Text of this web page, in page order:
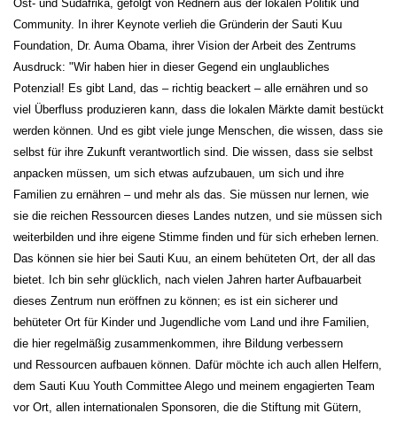
Ost- und Südafrika, gefolgt von Rednern aus der lokalen Politik und
Community. In ihrer Keynote verlieh die Gründerin der Sauti Kuu
Foundation, Dr. Auma Obama, ihrer Vision der Arbeit des Zentrums
Ausdruck: "Wir haben hier in dieser Gegend ein unglaubliches
Potenzial! Es gibt Land, das – richtig beackert – alle ernähren und so
viel Überfluss produzieren kann, dass die lokalen Märkte damit bestückt
werden können. Und es gibt viele junge Menschen, die wissen, dass sie
selbst für ihre Zukunft verantwortlich sind. Die wissen, dass sie selbst
anpacken müssen, um sich etwas aufzubauen, um sich und ihre
Familien zu ernähren – und mehr als das. Sie müssen nur lernen, wie
sie die reichen Ressourcen dieses Landes nutzen, und sie müssen sich
weiterbilden und ihre eigene Stimme finden und für sich erheben lernen.
Das können sie hier bei Sauti Kuu, an einem behüteten Ort, der all das
bietet. Ich bin sehr glücklich, nach vielen Jahren harter Aufbauarbeit
dieses Zentrum nun eröffnen zu können; es ist ein sicherer und
behüteter Ort für Kinder und Jugendliche vom Land und ihre Familien,
die hier regelmäßig zusammenkommen, ihre Bildung verbessern
und Ressourcen aufbauen können. Dafür möchte ich auch allen Helfern,
dem Sauti Kuu Youth Committee Alego und meinem engagierten Team
vor Ort, allen internationalen Sponsoren, die die Stiftung mit Gütern,